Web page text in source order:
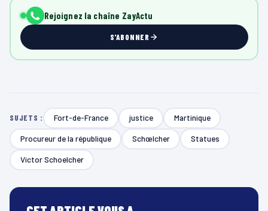
Rejoignez la chaîne ZayActu
S'ABONNER
SUJETS : Fort-de-France justice Martinique
Procureur de la république Schœlcher Statues
Victor Schoelcher